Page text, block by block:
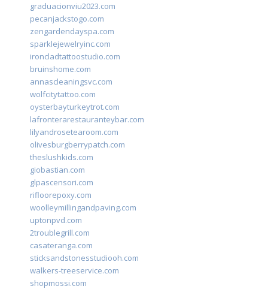
graduacionviu2023.com
pecanjackstogo.com
zengardendayspa.com
sparklejewelryinc.com
ironcladtattoostudio.com
bruinshome.com
annascleaningsvc.com
wolfcitytattoo.com
oysterbayturkeytrot.com
lafronterarestauranteybar.com
lilyandrosetearoom.com
olivesburgberrypatch.com
theslushkids.com
giobastian.com
glpascensori.com
rifloorepoxy.com
woolleymillingandpaving.com
uptonpvd.com
2troublegrill.com
casateranga.com
sticksandstonesstudiooh.com
walkers-treeservice.com
shopmossi.com